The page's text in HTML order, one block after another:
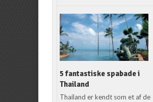
5 fantastiske spabade i
Thailand
Thailand er kendt som et af de